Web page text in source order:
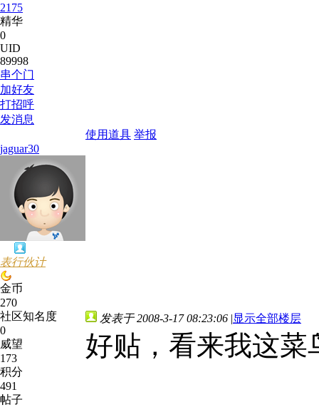
2175
精华
0
UID
89998
串个门
加好友
打招呼
发消息
使用道具 举报
jaguar30
表行伙计
金币
270
社区知名度
0
威望
173
积分
491
帖子
发表于 2008-3-17 08:23:06 |显示全部楼层
好贴，看来我这菜